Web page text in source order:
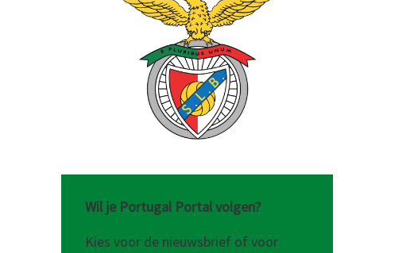
Wil je Portugal Portal volgen?
Kies voor de nieuwsbrief of voor